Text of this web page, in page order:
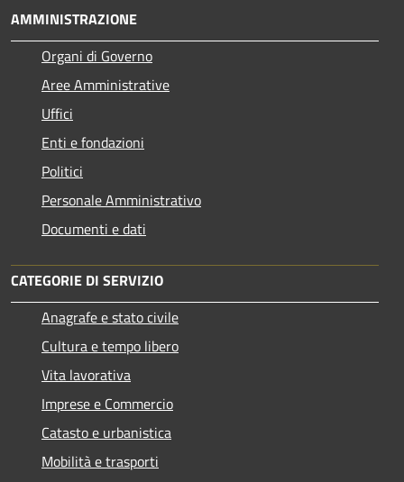
AMMINISTRAZIONE
Organi di Governo
Aree Amministrative
Uffici
Enti e fondazioni
Politici
Personale Amministrativo
Documenti e dati
CATEGORIE DI SERVIZIO
Anagrafe e stato civile
Cultura e tempo libero
Vita lavorativa
Imprese e Commercio
Catasto e urbanistica
Mobilità e trasporti